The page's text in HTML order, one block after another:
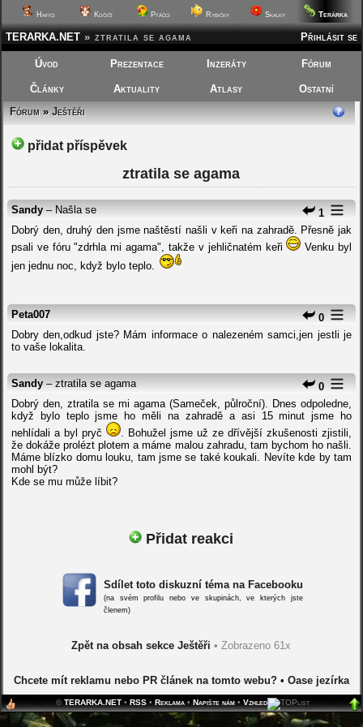
Hafíci Kočičí Ptáčci Rybičky Skalky Terárka
Přihlásit se
TERARKA.NET » ztratila se agama
Úvod Prezentace Inzeráty Fórum
Články Aktuality Atlasy
Ostatní
Fórum»Ještěři
přidat příspěvek
ztratila se agama
1
Sandy– Našla se
Dobrý den, druhý den jsme naštěstí našli v keři na zahradě. Přesně jak
psali ve fóru "zdrhla mi agama", takže v jehličnatém keři
Venku byl
jen jednu noc, když bylo teplo.
0
Peta007
Dobry den,odkud jste? Mám informace o nalezeném samci,jen jestli je
to vaše lokalita.
0
Sandy– ztratila se agama
Dobrý den, ztratila se mi agama (Sameček, půlroční). Dnes odpoledne,
když bylo teplo jsme ho měli na zahradě a asi 15 minut jsme ho
nehlídali a byl pryč
. Bohužel jsme už ze dřívější zkušenosti zjistili,
že dokáže prolézt plotem a máme malou zahradu, tam bychom ho našli.
Máme blízko domu louku, tam jsme se také koukali. Nevíte kde by tam
mohl být?
Kde se mu může líbit?
Přidat reakci
Sdílet toto diskuzní téma na Facebooku
(na svém profilu nebo ve skupinách, ve kterých jste
členem)
Zpět na obsah sekce Ještěři • Zobrazeno 61x
Chcete mít reklamu nebo PR článek na tomto webu?• Oase jezírka
©TERARKA.NET• RSS• Reklama• Napište nám• Vzhled